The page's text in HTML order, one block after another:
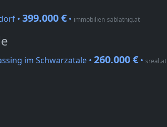
• 399.000 € • immobilien-sablatnig.at
im Schwarzatale • 260.000 € • sreal.at